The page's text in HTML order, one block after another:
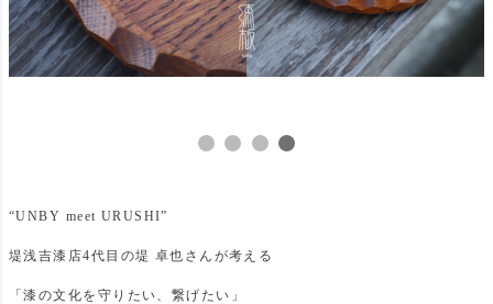
“UNBY meet URUSHI”
堤浅吉漆店4代目の堤 卓也さんが考える
「漆の文化を守りたい、繋げたい」